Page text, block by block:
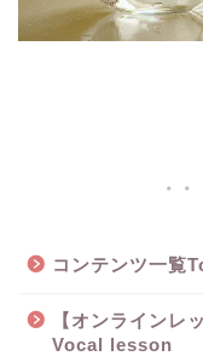
コンテンツ一覧
【オンラインレ
Vocal lesson